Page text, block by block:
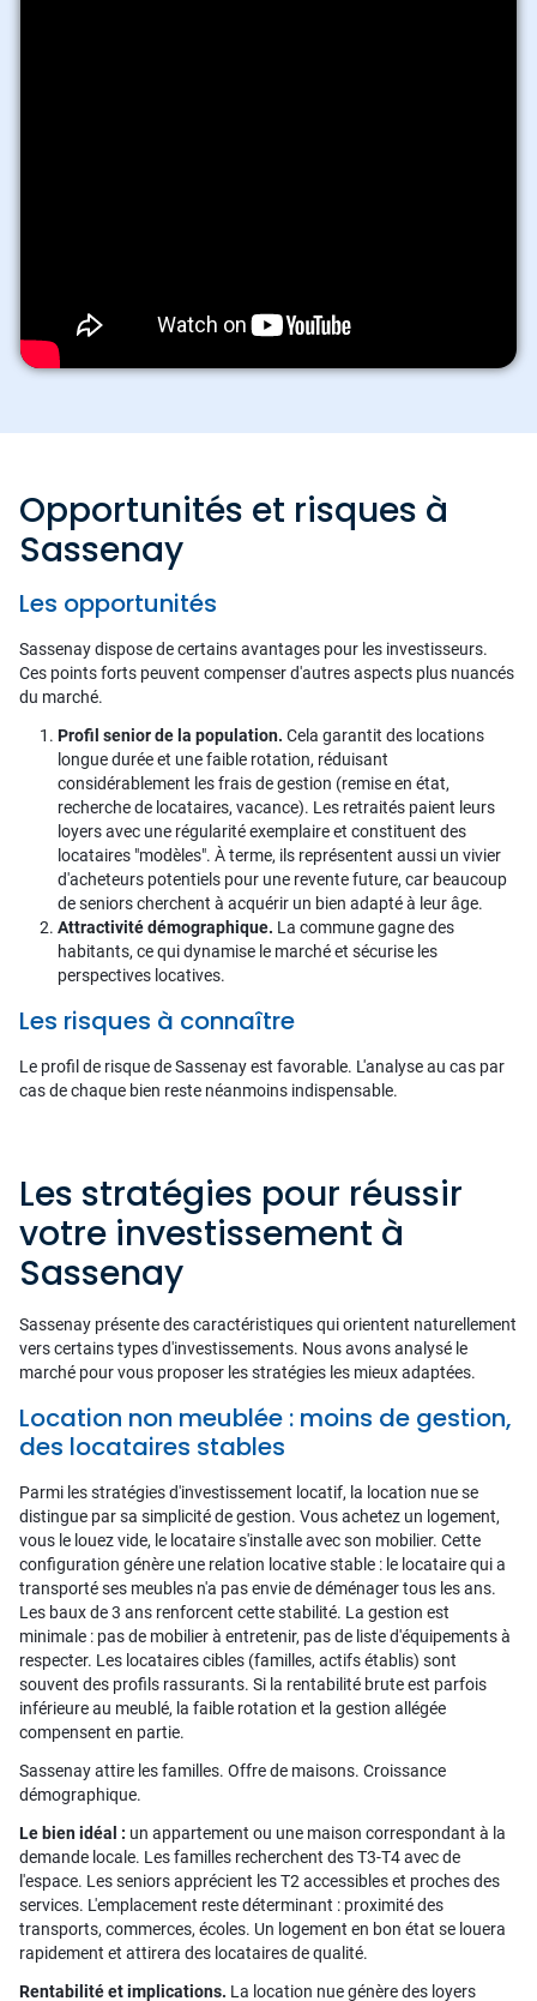
Opportunités et risques à
Sassenay
Les opportunités
Sassenay dispose de certains avantages pour les investisseurs.
Ces points forts peuvent compenser d'autres aspects plus nuancés
du marché.
Profil senior de la population. Cela garantit des locations
longue durée et une faible rotation, réduisant
considérablement les frais de gestion (remise en état,
recherche de locataires, vacance). Les retraités paient leurs
loyers avec une régularité exemplaire et constituent des
locataires "modèles". À terme, ils représentent aussi un vivier
d'acheteurs potentiels pour une revente future, car beaucoup
de seniors cherchent à acquérir un bien adapté à leur âge.
Attractivité démographique. La commune gagne des
habitants, ce qui dynamise le marché et sécurise les
perspectives locatives.
Les risques à connaître
Le profil de risque de Sassenay est favorable. L'analyse au cas par
cas de chaque bien reste néanmoins indispensable.
Les stratégies pour réussir
votre investissement à
Sassenay
Sassenay présente des caractéristiques qui orientent naturellement
vers certains types d'investissements. Nous avons analysé le
marché pour vous proposer les stratégies les mieux adaptées.
Location non meublée : moins de gestion,
des locataires stables
Parmi les stratégies d'investissement locatif, la location nue se
distingue par sa simplicité de gestion. Vous achetez un logement,
vous le louez vide, le locataire s'installe avec son mobilier. Cette
configuration génère une relation locative stable : le locataire qui a
transporté ses meubles n'a pas envie de déménager tous les ans.
Les baux de 3 ans renforcent cette stabilité. La gestion est
minimale : pas de mobilier à entretenir, pas de liste d'équipements à
respecter. Les locataires cibles (familles, actifs établis) sont
souvent des profils rassurants. Si la rentabilité brute est parfois
inférieure au meublé, la faible rotation et la gestion allégée
compensent en partie.
Sassenay attire les familles. Offre de maisons. Croissance
démographique.
Le bien idéal : un appartement ou une maison correspondant à la
demande locale. Les familles recherchent des T3-T4 avec de
l'espace. Les seniors apprécient les T2 accessibles et proches des
services. L'emplacement reste déterminant : proximité des
transports, commerces, écoles. Un logement en bon état se louera
rapidement et attirera des locataires de qualité.
Rentabilité et implications. La location nue génère des loyers